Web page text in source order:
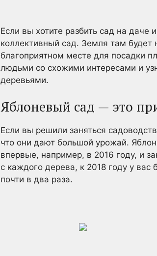
Если вы хотите разбить сад на даче
коллективный сад. Земля там будет
благоприятном месте для посадки
людьми со схожими интересами и
деревьями.
Яблоневый сад — это
Если вы решили заняться
что они дают большой урожай.
впервые, например, в 2016 году, и
с каждого дерева, к 2018 году у вас
почти в два раза.